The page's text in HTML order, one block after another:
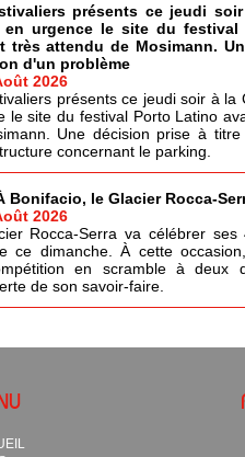
présents ce jeudi
en urgence le site du
très attendu de Mosimann.
d'un problème
2026
présents ce jeudi soir à
le site du festival Porto Latino
Une décision prise à
concernant le parking.
Bonifacio, le Glacier Rocca-
2026
Rocca-Serra va célébrer
ce dimanche. À cette
en scramble à deux
de son savoir-faire.